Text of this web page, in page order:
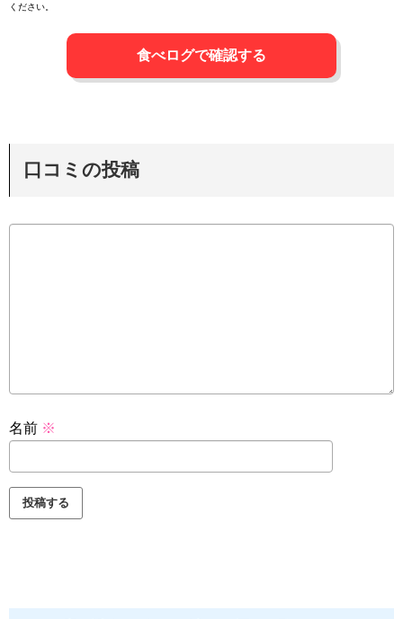
ください。
食べログで確認する
口コミの投稿
名前 ※